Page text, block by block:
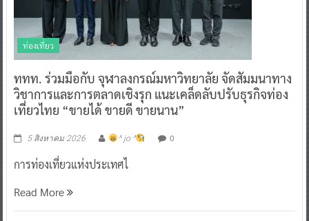
ท่องเที่ยว
ททท. ร่วมมือกับ จุฬาลงกรณ์มหาวิทยาลัย จัดสัมมนาทาง
วิชาการและการตลาดเชิงรุก แนะเคล็ดลับปรับธุรกิจท่อง
เที่ยวไทย “ขายได้ ขายดี ขายนาน”
5 สิงหาคม 2026 ^ jo ^ 0
การท่องเที่ยวแห่งประเทศไ
Read More